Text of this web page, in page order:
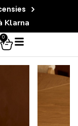
Klarna
0